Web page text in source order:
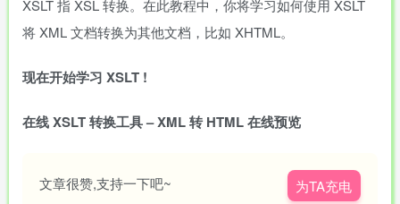
XSLT 指 XSL 转换。在此教程中，你将学习如何使用 XSLT
将 XML 文档转换为其他文档，比如 XHTML。
现在开始学习 XSLT !
在线 XSLT 转换工具 – XML 转 HTML 在线预览
文章很赞,支持一下吧~ 为TA充电